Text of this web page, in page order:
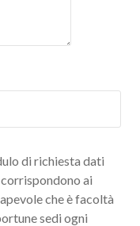
di richiesta dati
ai
che è facoltà
sedi ogni